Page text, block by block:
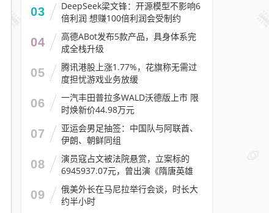
03
DeepSeek梁文锋：开源模型不影响6
倍利润 想赚100倍利润会受制约
04
高德ABot发布5款产品，具身体系完
成全栈升级
05
腾讯港股上涨1.77%，花旗称无需过
度担忧游戏业务放缓
06
一汽丰田普拉多WALD沃德版上市 限
时焕新价44.98万元
07
亚运会男足抽签：中国队与阿联酋、
伊朗、朝鲜同组
08
演员寇占文被法院悬赏，立案标的
6945937.07元，曾出演《隋唐英雄
传》《逐玉》《镖人》等
09
俄美外长在马尼拉举行会谈，时长大
约半小时